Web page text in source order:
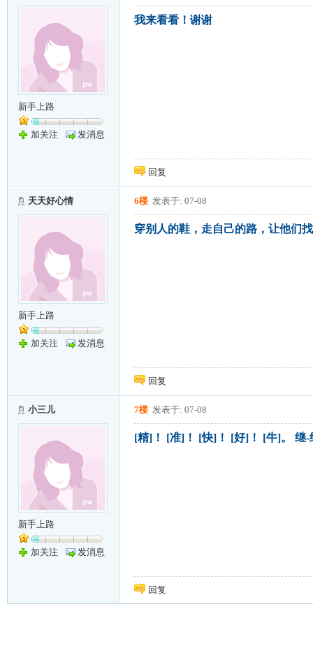
新手上路
加关注 发消息
我来看看！谢谢
回复
天天好心情
新手上路
加关注 发消息
6楼 发表于: 07-08
穿别人的鞋，走自己的路，让他们
回复
小三儿
新手上路
加关注 发消息
7楼 发表于: 07-08
[精]！ [准]！ [快]！ [好]！ [牛]。 继-
回复